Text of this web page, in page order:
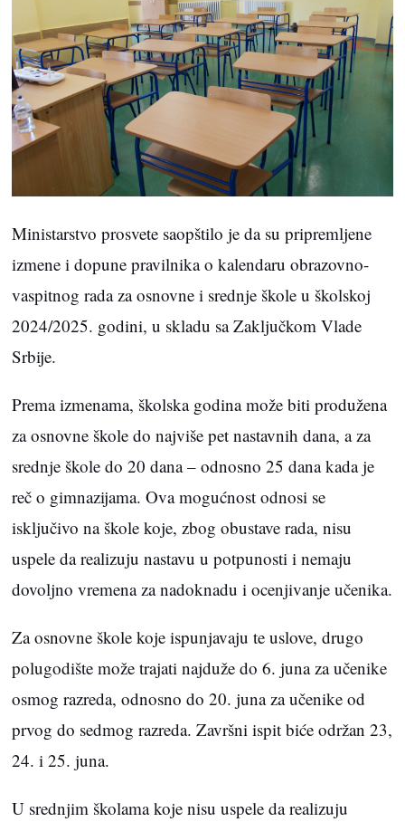
Ministarstvo prosvete saopštilo je da su pripremljene
izmene i dopune pravilnika o kalendaru obrazovno-
vaspitnog rada za osnovne i srednje škole u školskoj
2024/2025. godini, u skladu sa Zaključkom Vlade
Srbije.
Prema izmenama, školska godina može biti produžena
za osnovne škole do najviše pet nastavnih dana, a za
srednje škole do 20 dana – odnosno 25 dana kada je
reč o gimnazijama. Ova mogućnost odnosi se
isključivo na škole koje, zbog obustave rada, nisu
uspele da realizuju nastavu u potpunosti i nemaju
dovoljno vremena za nadoknadu i ocenjivanje učenika.
Za osnovne škole koje ispunjavaju te uslove, drugo
polugodište može trajati najduže do 6. juna za učenike
osmog razreda, odnosno do 20. juna za učenike od
prvog do sedmog razreda. Završni ispit biće održan 23,
24. i 25. juna.
U srednjim školama koje nisu uspele da realizuju